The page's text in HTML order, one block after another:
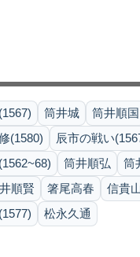
筒井城 筒井順国
(1580)
辰市の戦い
筒井順弘 筒
順賢 箸尾高春 信貴
松永久通